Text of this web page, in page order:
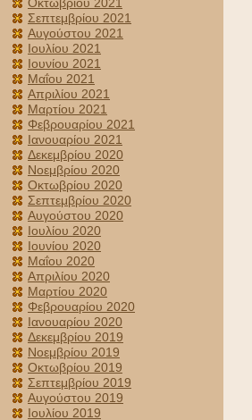
Σεπτεμβρίου 2021
Αυγούστου 2021
Ιουλίου 2021
Ιουνίου 2021
Μαΐου 2021
Απριλίου 2021
Μαρτίου 2021
Φεβρουαρίου 2021
Ιανουαρίου 2021
Δεκεμβρίου 2020
Νοεμβρίου 2020
Οκτωβρίου 2020
Σεπτεμβρίου 2020
Αυγούστου 2020
Ιουλίου 2020
Ιουνίου 2020
Μαΐου 2020
Απριλίου 2020
Μαρτίου 2020
Φεβρουαρίου 2020
Ιανουαρίου 2020
Δεκεμβρίου 2019
Νοεμβρίου 2019
Οκτωβρίου 2019
Σεπτεμβρίου 2019
Αυγούστου 2019
Ιουλίου 2019